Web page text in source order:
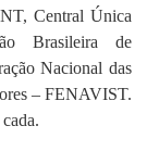
Central Única
Brasileira de
Nacional das
– FENAVIST.